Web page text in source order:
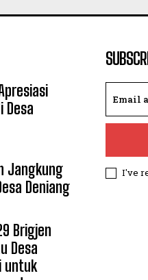
Desa
Jangkung
Deniang
Brigjen
Desa
untuk
I've